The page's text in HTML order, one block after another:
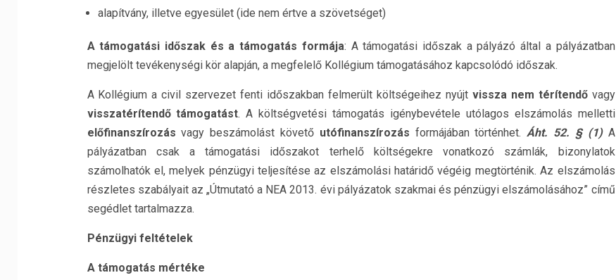
alapítvány, illetve egyesület (ide nem értve a szövetséget)
A támogatási időszak és a támogatás formája: A támogatási időszak a pályázó által a pályázatban
megjelölt tevékenységi kör alapján, a megfelelő Kollégium támogatásához kapcsolódó időszak.
A Kollégium a civil szervezet fenti időszakban felmerült költségeihez nyújt vissza nem térítendő vagy
visszatérítendő támogatást. A költségvetési támogatás igénybevétele utólagos elszámolás melletti
előfinanszírozásvagy beszámolást követő utófinanszírozás formájában történhet.Áht. 52. § (1) A
pályázatban csak a támogatási időszakot terhelő költségekre vonatkozó számlák, bizonylatok
számolhatók el, melyek pénzügyi teljesítése az elszámolási határidő végéig megtörténik. Az elszámolás
részletes szabályait az „Útmutató a NEA 2013. évi pályázatok szakmai és pénzügyi elszámolásához” című
segédlet tartalmazza.
Pénzügyi feltételek
A támogatás mértéke